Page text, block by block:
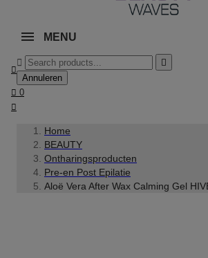
MENU



Annuleren
 0

Home
BEAUTY
Ontharingsproducten
Pre-en Post Epilatie
Aloë Vera After Wax Calming Gel